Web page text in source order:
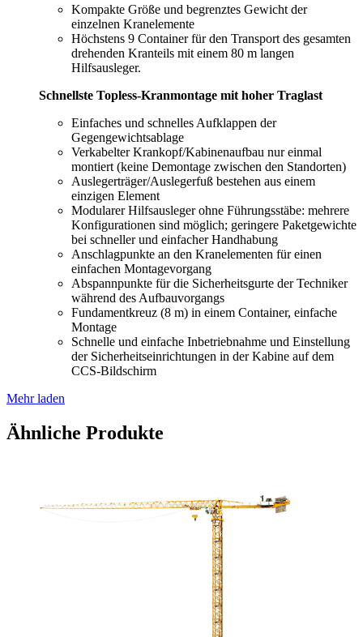
Kompakte Größe und begrenztes Gewicht der
einzelnen Kranelemente
Höchstens 9 Container für den Transport des gesamten
drehenden Kranteils mit einem 80 m langen
Hilfsausleger.
Schnellste Topless-Kranmontage mit hoher Traglast
Einfaches und schnelles Aufklappen der
Gegengewichtsablage
Verkabelter Krankopf/Kabinenaufbau nur einmal
montiert (keine Demontage zwischen den Standorten)
Auslegerträger/Auslegerfuß bestehen aus einem
einzigen Element
Modularer Hilfsausleger ohne Führungsstäbe: mehrere
Konfigurationen sind möglich; geringere Paketgewichte
bei schneller und einfacher Handhabung
Anschlagpunkte an den Kranelementen für einen
einfachen Montagevorgang
Abspannpunkte für die Sicherheitsgurte der Techniker
während des Aufbauvorgangs
Fundamentkreuz (8 m) in einem Container, einfache
Montage
Schnelle und einfache Inbetriebnahme und Einstellung
der Sicherheitseinrichtungen in der Kabine auf dem
CCS-Bildschirm
Mehr laden
Ähnliche Produkte